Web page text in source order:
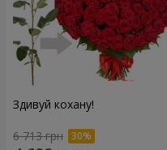
Здивуй кохану!
6 713 грн